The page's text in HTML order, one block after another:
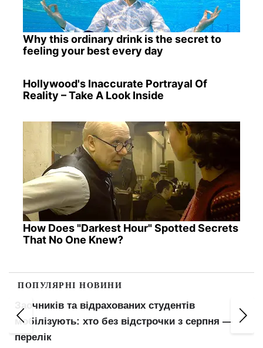
Why this ordinary drink is the secret to
feeling your best every day
Hollywood's Inaccurate Portrayal Of
Reality – Take A Look Inside
How Does "Darkest Hour" Spotted Secrets
That No One Knew?
ПОПУЛЯРНІ НОВИНИ
Заочників та відрахованих студентів
мобілізують: хто без відстрочки з серпня —
перелік